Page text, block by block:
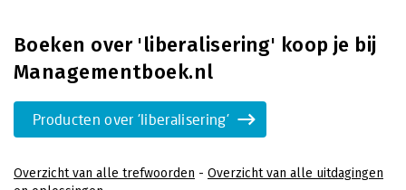
Boeken over 'liberalisering' koop je bij
Managementboek.nl
Producten over 'liberalisering'
Overzicht van alle trefwoorden - Overzicht van alle uitdagingen